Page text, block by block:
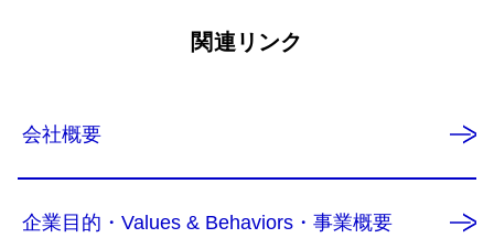
関連リンク
会社概要
企業目的・Values & Behaviors・事業概要